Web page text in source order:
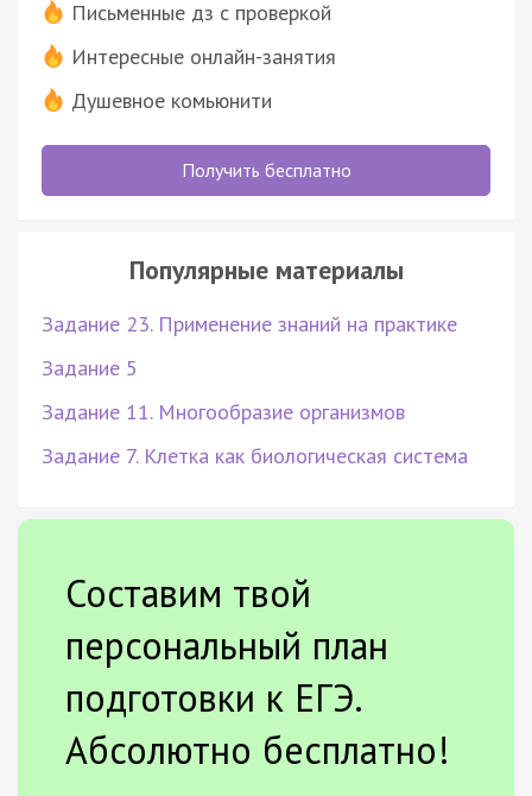
Письменные дз с проверкой
Интересные онлайн-занятия
Душевное комьюнити
Получить бесплатно
Популярные материалы
Задание 23. Применение знаний на практике
Задание 5
Задание 11. Многообразие организмов
Задание 7. Клетка как биологическая система
Составим твой
персональный план
подготовки к ЕГЭ.
Абсолютно бесплатно!